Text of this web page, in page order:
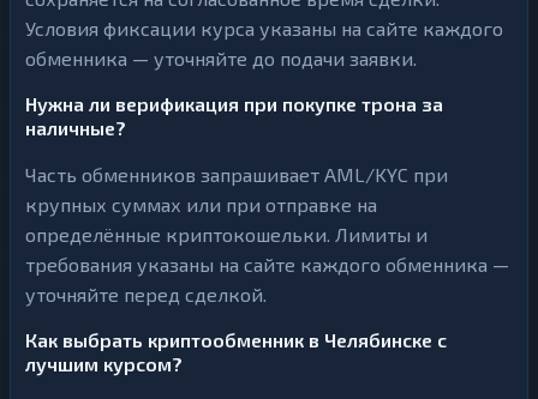
Условия фиксации курса указаны на сайте каждого
обменника — уточняйте до подачи заявки.
Нужна ли верификация при покупке трона за
наличные?
Часть обменников запрашивает AML/KYC при
крупных суммах или при отправке на
определённые криптокошельки. Лимиты и
требования указаны на сайте каждого обменника —
уточняйте перед сделкой.
Как выбрать криптообменник в Челябинске с
лучшим курсом?